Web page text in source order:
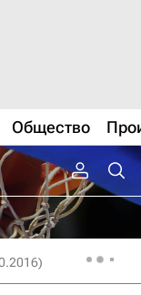
Общество